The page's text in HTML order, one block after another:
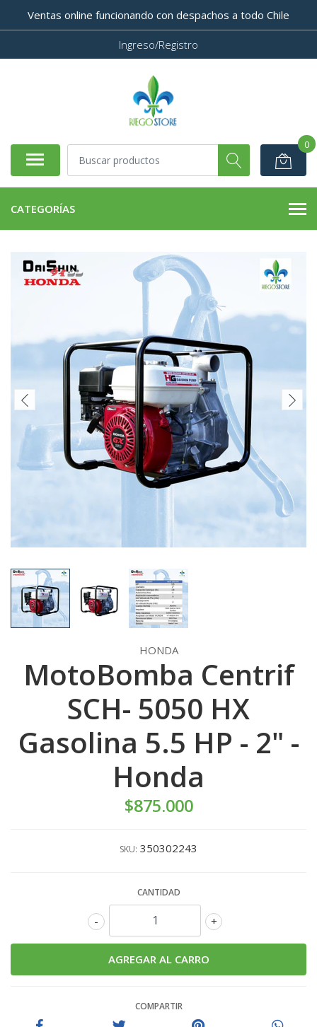
Ventas online funcionando con despachos a todo Chile
Ingreso/Registro
0
CATEGORÍAS
HONDA
MotoBomba Centrif
SCH- 5050 HX
Gasolina 5.5 HP - 2" -
Honda
$875.000
SKU: 350302243
CANTIDAD
+
-
COMPARTIR